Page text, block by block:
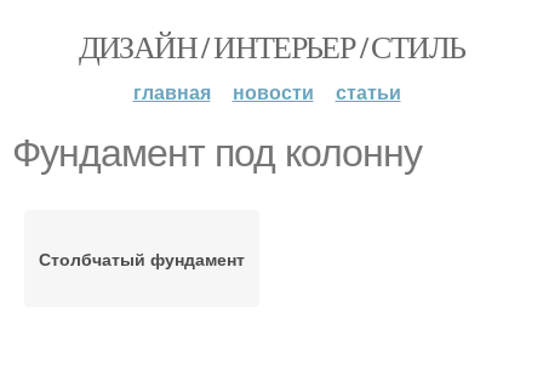
ДИЗАЙН / ИНТЕРЬЕР / СТИЛЬ
главная новости статьи
Фундамент под колонну
Столбчатый фундамент